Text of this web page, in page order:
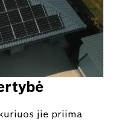
jie priima